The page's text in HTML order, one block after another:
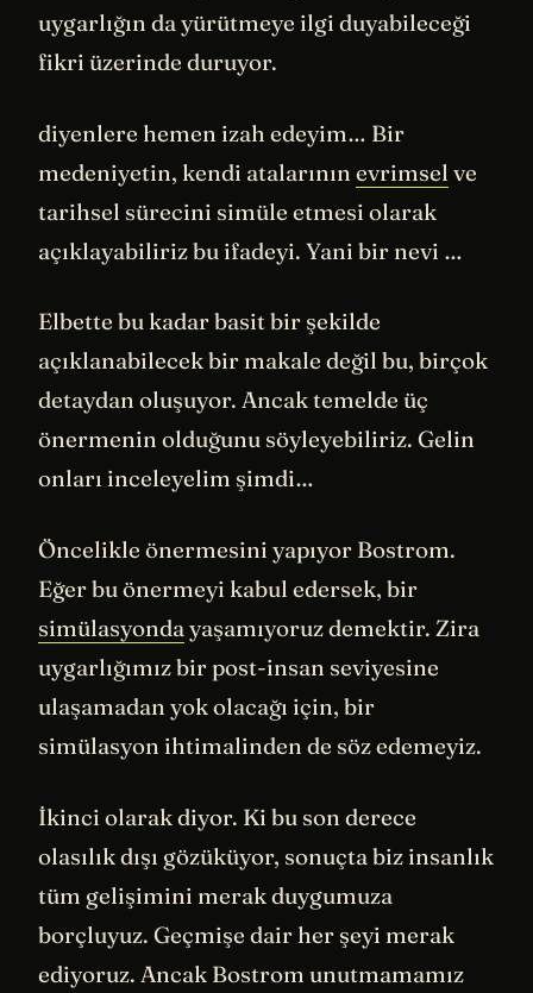
uygarlığın da yürütmeye ilgi duyabileceği
fikri üzerinde duruyor.
diyenlere hemen izah edeyim… Bir
medeniyetin, kendi atalarının evrimsel ve
tarihsel sürecini simüle etmesi olarak
açıklayabiliriz bu ifadeyi. Yani bir nevi …
Elbette bu kadar basit bir şekilde
açıklanabilecek bir makale değil bu, birçok
detaydan oluşuyor. Ancak temelde üç
önermenin olduğunu söyleyebiliriz. Gelin
onları inceleyelim şimdi…
Öncelikle önermesini yapıyor Bostrom.
Eğer bu önermeyi kabul edersek, bir
simülasyondayaşamıyoruz demektir. Zira
uygarlığımız bir post-insan seviyesine
ulaşamadan yok olacağı için, bir
simülasyon ihtimalinden de söz edemeyiz.
İkinci olarak diyor. Ki bu son derece
olasılık dışı gözüküyor, sonuçta biz insanlık
tüm gelişimini merak duygumuza
borçluyuz. Geçmişe dair her şeyi merak
ediyoruz. Ancak Bostrom unutmamamız